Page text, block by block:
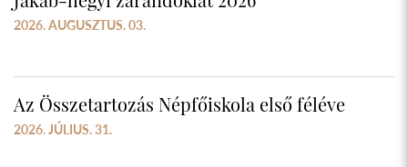
2026. AUGUSZTUS. 03.
Az Összetartozás Népfőiskola első féléve
2026. JÚLIUS. 31.